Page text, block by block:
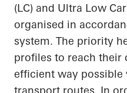
(LC) and Ultra Low
organised in
system. The priority
profiles to reach their
efficient way
transport routes. In